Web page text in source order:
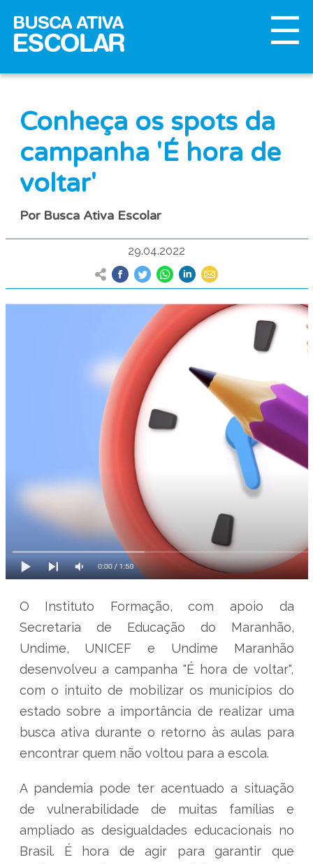
Conheça os spots da
campanha 'É hora de
voltar'
Por Busca Ativa Escolar
29.04.2022
O Instituto Formação, com apoio da
Secretaria de Educação do Maranhão,
Undime, UNICEF e Undime Maranhão
desenvolveu a campanha "É hora de voltar",
com o intuito de mobilizar os municípios do
estado sobre a importância de realizar uma
busca ativa durante o retorno às aulas para
encontrar quem não voltou para a escola.
A pandemia pode ter acentuado a situação
de vulnerabilidade de muitas famílias e
ampliado as desigualdades educacionais no
Brasil. É hora de agir para garantir que